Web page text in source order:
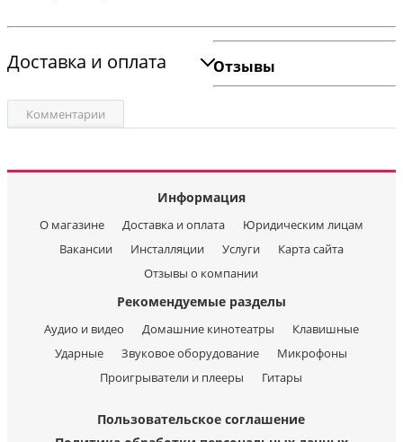
Доставка и оплата Отзывы
Комментарии
Информация
О магазине Доставка и оплата
Юридическим лицам
Вакансии
Инсталляции Услуги
Карта сайта
Отзывы о компании
Рекомендуемые разделы
Аудио и видео Домашние кинотеатры
Клавишные
Ударные
Звуковое оборудование
Микрофоны
Проигрыватели и плееры
Гитары
Пользовательское соглашение